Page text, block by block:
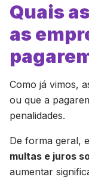
Quais
as
Como já vimos,
ou que a
penalidades.
De forma geral,
multas e juros
aumentar